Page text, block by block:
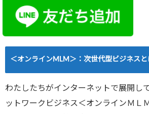
＜オンラインMLM＞：次世代型ビジネスと
わたしたちがインターネットで展開し
ットワークビジネス＜オンラインＭＬ